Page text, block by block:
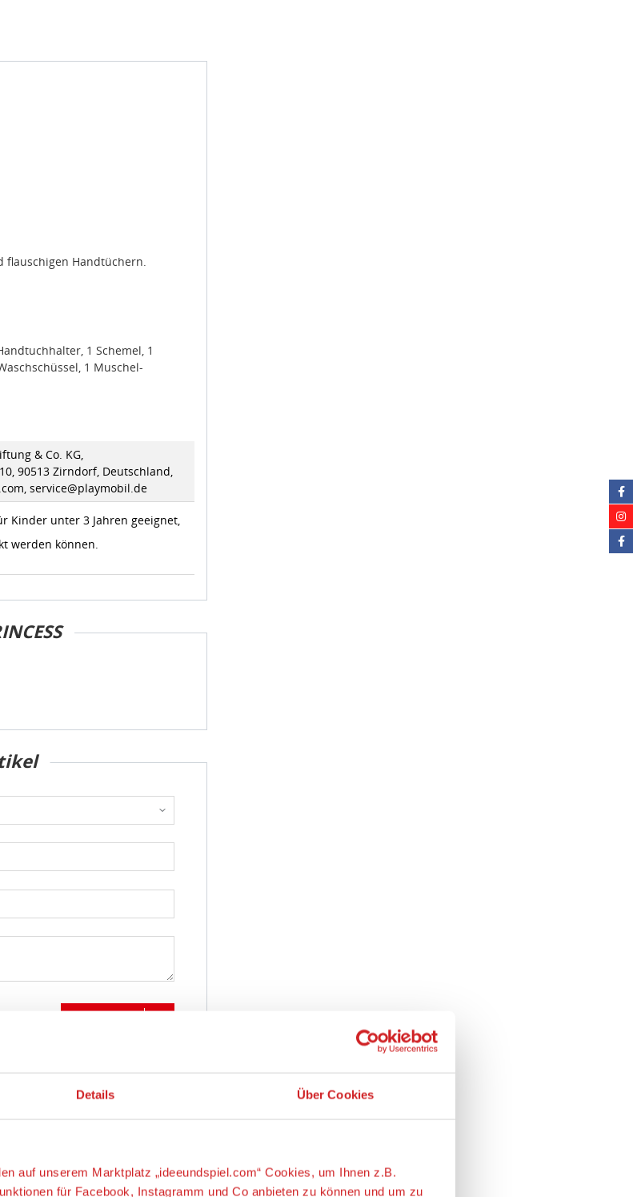
Details Über Cookies
auf unserem Marktplatz „ideeundspiel.com“ Cookies, um Ihnen z.B.
für Facebook, Instagramm und Co anbieten zu können und um zu
flauschigen Handtüchern.
1 Schemel, 1
1 Muschel-
& Co. KG,
90513 Zirndorf, Deutschland,
service@playmobil.de
Kinder unter 3 Jahren geeignet,
werden können.